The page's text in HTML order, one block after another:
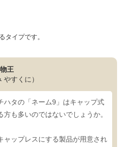
タイプです。
王
すくに）
ハタの「ネーム9」はキャップ式
も多いのではないでしょうか。
ャップレスにする製品が用意され